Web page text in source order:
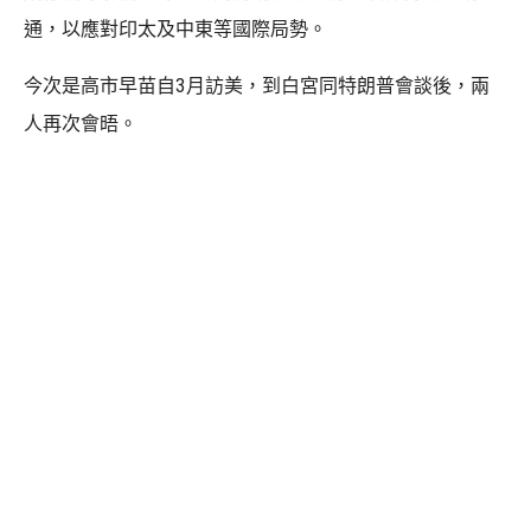
通，以應對印太及中東等國際局勢。
今次是高市早苗自3月訪美，到白宮同特朗普會談後，兩
人再次會晤。